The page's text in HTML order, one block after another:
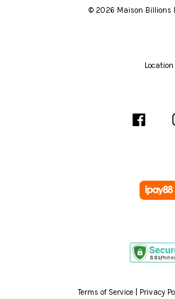
© 2026 Maison Billions
Location
Terms of Service Privacy